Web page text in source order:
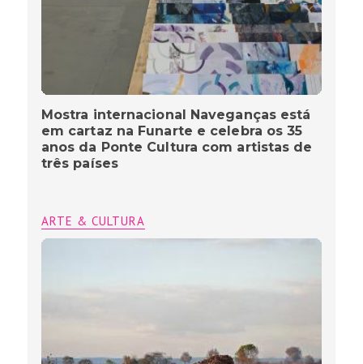
Mostra internacional Naveganças está
em cartaz na Funarte e celebra os 35
anos da Ponte Cultura com artistas de
três países
ARTE & CULTURA